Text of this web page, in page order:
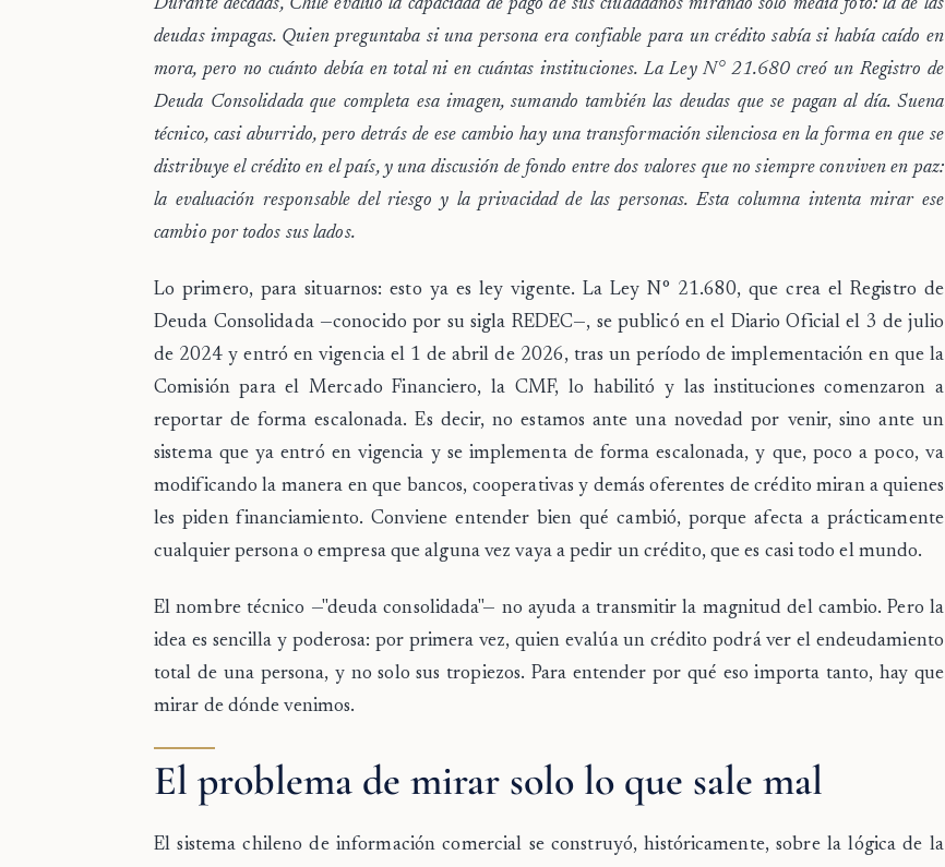
Durante décadas, Chile evaluó la capacidad de pago de sus ciudadanos mirando solo media foto: la de las
deudas impagas. Quien preguntaba si una persona era confiable para un crédito sabía si había caído en
mora, pero no cuánto debía en total ni en cuántas instituciones. La Ley N° 21.680 creó un Registro de
Deuda Consolidada que completa esa imagen, sumando también las deudas que se pagan al día. Suena
técnico, casi aburrido, pero detrás de ese cambio hay una transformación silenciosa en la forma en que se
distribuye el crédito en el país, y una discusión de fondo entre dos valores que no siempre conviven en paz:
la evaluación responsable del riesgo y la privacidad de las personas. Esta columna intenta mirar ese
cambio por todos sus lados.
Lo primero, para situarnos: esto ya es ley vigente. La Ley N° 21.680, que crea el Registro de
Deuda Consolidada —conocido por su sigla REDEC—, se publicó en el Diario Oficial el 3 de julio
de 2024 y entró en vigencia el 1 de abril de 2026, tras un período de implementación en que la
Comisión para el Mercado Financiero, la CMF, lo habilitó y las instituciones comenzaron a
reportar de forma escalonada. Es decir, no estamos ante una novedad por venir, sino ante un
sistema que ya entró en vigencia y se implementa de forma escalonada, y que, poco a poco, va
modificando la manera en que bancos, cooperativas y demás oferentes de crédito miran a quienes
les piden financiamiento. Conviene entender bien qué cambió, porque afecta a prácticamente
cualquier persona o empresa que alguna vez vaya a pedir un crédito, que es casi todo el mundo.
El nombre técnico —"deuda consolidada"— no ayuda a transmitir la magnitud del cambio. Pero la
idea es sencilla y poderosa: por primera vez, quien evalúa un crédito podrá ver el endeudamiento
total de una persona, y no solo sus tropiezos. Para entender por qué eso importa tanto, hay que
mirar de dónde venimos.
El problema de mirar solo lo que sale mal
El sistema chileno de información comercial se construyó, históricamente, sobre la lógica de la